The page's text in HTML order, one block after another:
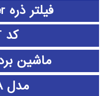
فیلتر ذره particle filter
کد SIFT
ماشین
مدل ARIMA